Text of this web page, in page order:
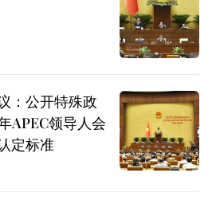
：公开特殊政
APEC领导人会
定标准